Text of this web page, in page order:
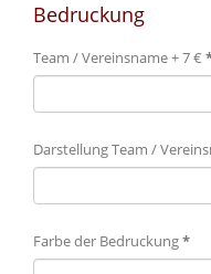
Bedruckung
Team / Vereinsname + 7 €
Darstellung Team /
Farbe der Bedruckung*